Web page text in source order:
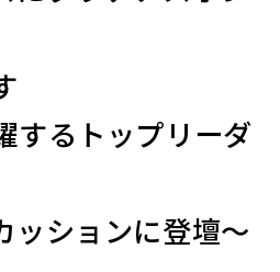
するトップリーダ
ッションに登壇～